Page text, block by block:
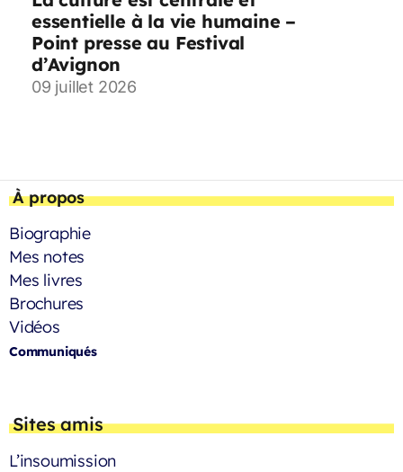
essentielle à la vie humaine –
Point presse au Festival
d’Avignon
09 juillet 2026
À propos
Biographie
Mes notes
Mes livres
Brochures
Vidéos
Communiqués
Sites amis
L’insoumission